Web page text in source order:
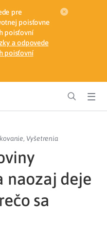
pre
poisťovne
poisťovní
a odpovede
poisťovní
, Vyšetrenia
naozaj deje
sa